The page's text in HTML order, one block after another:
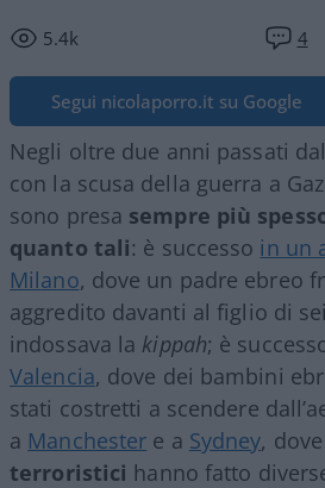
5.4k 4
Segui nicolaporro.it su Google
Negli oltre due anni passati
con la scusa della guerra a
sono presa sempre più
quanto tali: è successo in un
Milano, dove un padre ebreo
aggredito davanti al figlio di
indossava la kippah; è
Valencia, dove dei bambini
stati costretti a scendere
a Manchester e a Sydney,
terroristici hanno fatto